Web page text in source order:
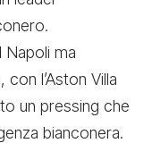
Napoli ma
l’Aston Villa
un pressing che
bianconera.